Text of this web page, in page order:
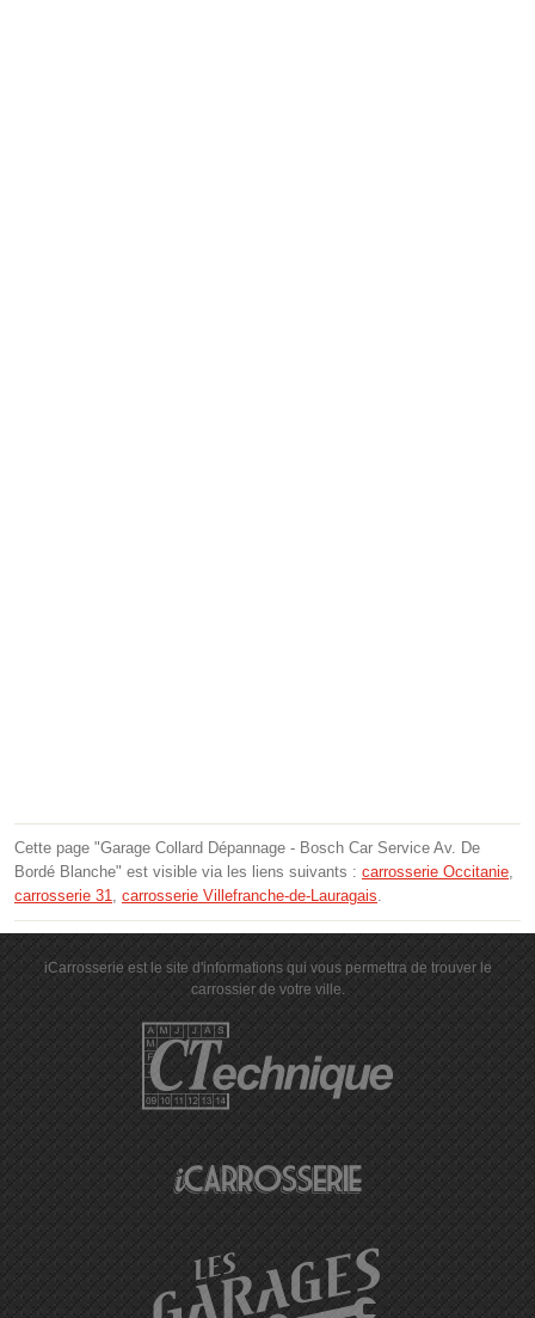
Cette page "Garage Collard Dépannage - Bosch Car Service Av. De
Bordé Blanche" est visible via les liens suivants : carrosserie Occitanie,
carrosserie 31, carrosserie Villefranche-de-Lauragais.
iCarrosserie est le site d'informations qui vous permettra de trouver le
carrossier de votre ville.